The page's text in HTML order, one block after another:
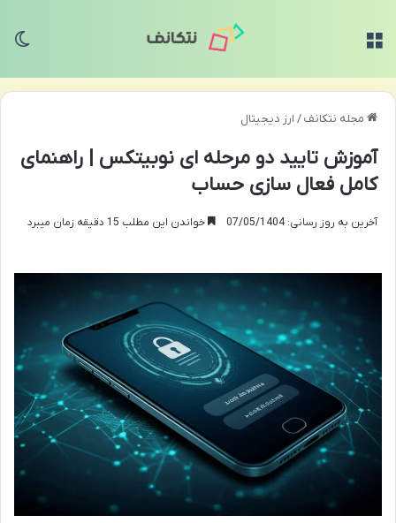
مجله نتکانف/ ارز دیجیتال
آموزش تایید دو مرحله ای نوبیتکس | راهنمای
کامل فعال سازی حساب
آخرین به روز رسانی: 07/05/1404 خواندن این مطلب 15 دقیقه زمان میبرد